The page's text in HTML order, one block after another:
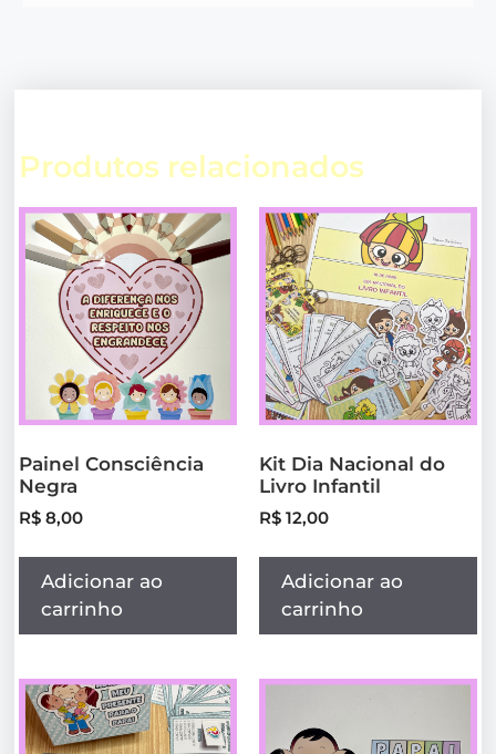
Produtos relacionados
Painel Consciência
Negra
R$ 8,00
Adicionar ao
carrinho
Kit Dia Nacional do
Livro Infantil
R$ 12,00
Adicionar ao
carrinho